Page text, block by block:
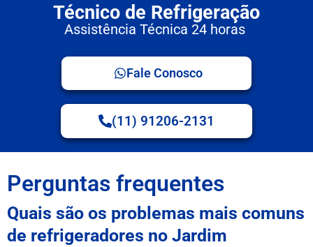
Técnico de Refrigeração
Assistência Técnica 24 horas
Fale Conosco
(11) 91206-2131
Perguntas frequentes
Quais são os problemas mais comuns
de refrigeradores no Jardim